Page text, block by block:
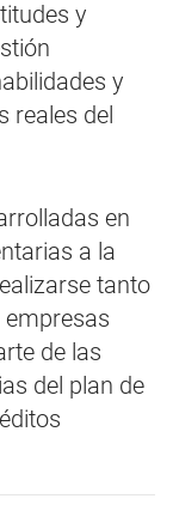
y
y
reales del
en
a la
tanto
de las
del plan de